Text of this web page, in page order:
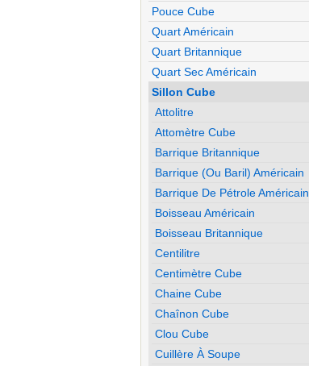
Pouce Cube
Quart Américain
Quart Britannique
Quart Sec Américain
Sillon Cube
Attolitre
Attomètre Cube
Barrique Britannique
Barrique (ou Baril) Américain
Barrique De Pétrole Américain
Boisseau Américain
Boisseau Britannique
Centilitre
Centimètre Cube
Chaine Cube
Chaînon Cube
Clou Cube
Cuillère À Soupe